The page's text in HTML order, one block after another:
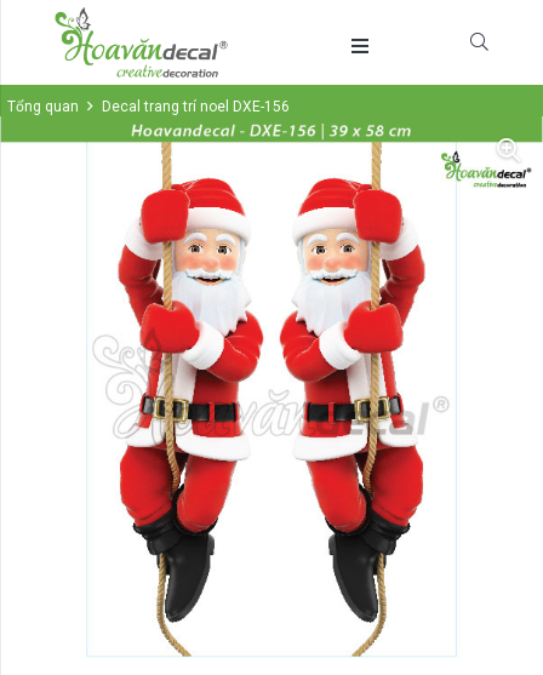
Tổng quan Decal trang trí noel DXE-156